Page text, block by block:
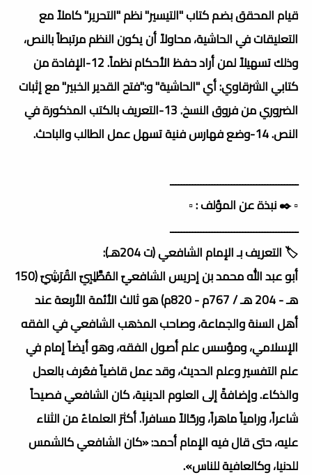
قيام المحقق بضم كتاب "التيسير" نظم "التحرير" كاملاً مع
التعليقات في الحاشية، محاولاً أن يكون النظم مرتبطاً بالنص،
وذلك تسهيلاً لمن أراد حفظ الأحكام نظماً. 12-الإفادة من
كتابي الشرقاوي: أي "الحاشية" و:"فتح القدير الخبير" مع إثبات
الضروري من فروق النسخ. 13-التعريف بالكتب المذكورة في
النص. 14-وضع فهارس فنية تسهل عمل الطالب والباحث.
ــــــــــــــــــــــــــــــــــــــــــــــ
▫️ ✒️ نبذة عن المؤلف : ▫️
ــــــــــــــــــــــــــــــــــــــــــــــ
🏷️ التعريف بـ الإمام الشافعي (ت 204هـ):
أبو عبد الله محمد بن إدريس الشافعيّ المُطَّلِبِيّ القُرَشِيّ (150
هـ - 204 هـ / 767م - 820م) هو ثالث الأئمة الأربعة عند
أهل السنة والجماعة، وصاحب المذهب الشافعي في الفقه
الإسلامي، ومؤسس علم أصول الفقه، وهو أيضاً إمام في
علم التفسير وعلم الحديث، وقد عمل قاضياً فعُرف بالعدل
والذكاء. وإضافةً إلى العلوم الدينية، كان الشافعي فصيحاً
شاعراً، ورامياً ماهراً، ورحّالاً مسافراً. أكثرَ العلماءُ من الثناء
عليه، حتى قال فيه الإمام أحمد: «كان الشافعي كالشمس
للدنيا، وكالعافية للناس».